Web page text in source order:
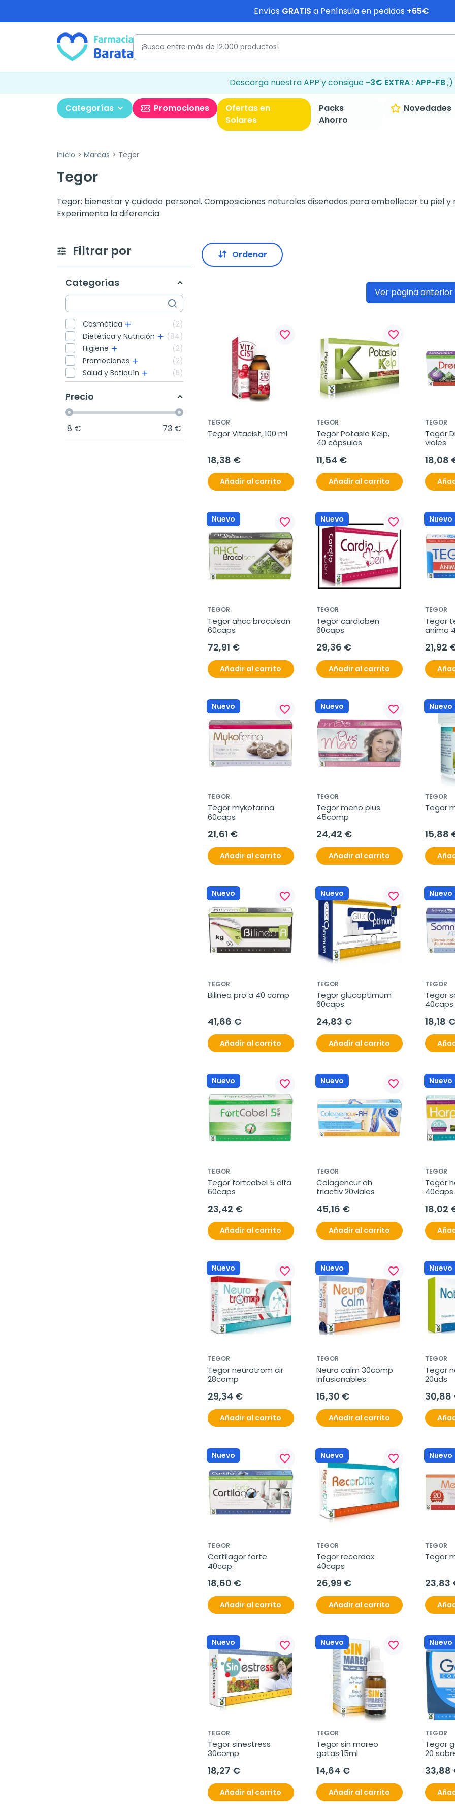
Envíos GRATIS a Península en pedidos +65€
Descarga nuestra APP y consigue -3€ EXTRA: APP-FB;)
Categorías Promociones
Ofertas en
Solares
Packs
Ahorro
Novedades
Inicio Marcas Tegor
Tegor
Tegor: bienestar y cuidado personal. Composiciones naturales diseñadas para embellecer tu piel
Experimenta la diferencia.
Filtrar por
Categorías
Cosmética
2
Dietética y Nutrición
84
Higiene
2
Promociones
2
Salud y Botiquín
5
Precio
8 € 73 €
Ordenar
Ver página anterior
favorite_border
TEGOR
Tegor Vitacist, 100 ml
18,38 €
Añadir al carrito
favorite_border
TEGOR
Tegor Potasio Kelp,
40 cápsulas
11,54 €
Añadir al carrito
TEGOR
Tegor
viales
18,08
Nuevo favorite_border
TEGOR
Tegor ahcc brocolsan
60caps
72,91 €
Añadir al carrito
Nuevo favorite_border
TEGOR
Tegor cardioben
60caps
29,36 €
Añadir al carrito
Nuevo
TEGOR
Tegor
animo
21,92
Nuevo favorite_border
TEGOR
Tegor mykofarina
60caps
21,61 €
Añadir al carrito
Nuevo favorite_border
TEGOR
Tegor meno plus
45comp
24,42 €
Añadir al carrito
Nuevo
TEGOR
Tegor
15,88
Nuevo favorite_border
TEGOR
Bilinea pro a 40 comp
41,66 €
Añadir al carrito
Nuevo favorite_border
TEGOR
Tegor glucoptimum
60caps
24,83 €
Añadir al carrito
Nuevo
TEGOR
Tegor
40caps
18,18 €
Nuevo favorite_border
TEGOR
Tegor fortcabel 5 alfa
60caps
23,42 €
Añadir al carrito
Nuevo favorite_border
TEGOR
Colagencur ah
triactiv 20viales
45,16 €
Añadir al carrito
Nuevo
TEGOR
Tegor
40caps
18,02
Nuevo favorite_border
TEGOR
Tegor neurotrom cir
28comp
29,34 €
Añadir al carrito
Nuevo favorite_border
TEGOR
Neuro calm 30comp
infusionables.
16,30 €
Añadir al carrito
Nuevo
TEGOR
Tegor
20uds
30,88
Nuevo favorite_border
TEGOR
Cartilagor forte
40cap.
18,60 €
Añadir al carrito
Nuevo favorite_border
TEGOR
Tegor recordax
40caps
26,99 €
Añadir al carrito
Nuevo
TEGOR
Tegor
23,83
Nuevo favorite_border
TEGOR
Tegor sinestress
30comp
18,27 €
Añadir al carrito
Nuevo favorite_border
TEGOR
Tegor sin mareo
gotas 15ml
14,64 €
Añadir al carrito
Nuevo
TEGOR
Tegor
20
33,88